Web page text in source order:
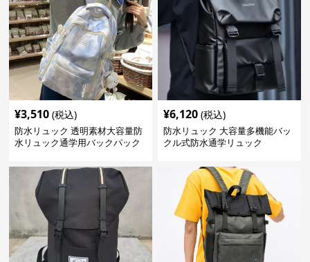
¥3,510 (税込)
防水リュック 透明素材大容量防
水リュック通学用バックパック
¥6,120 (税込)
防水リュック 大容量多機能バッ
クル式防水通学リュック